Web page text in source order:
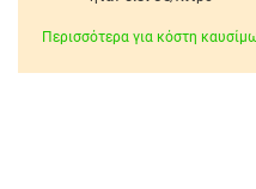
Περισσότερα για κόστη